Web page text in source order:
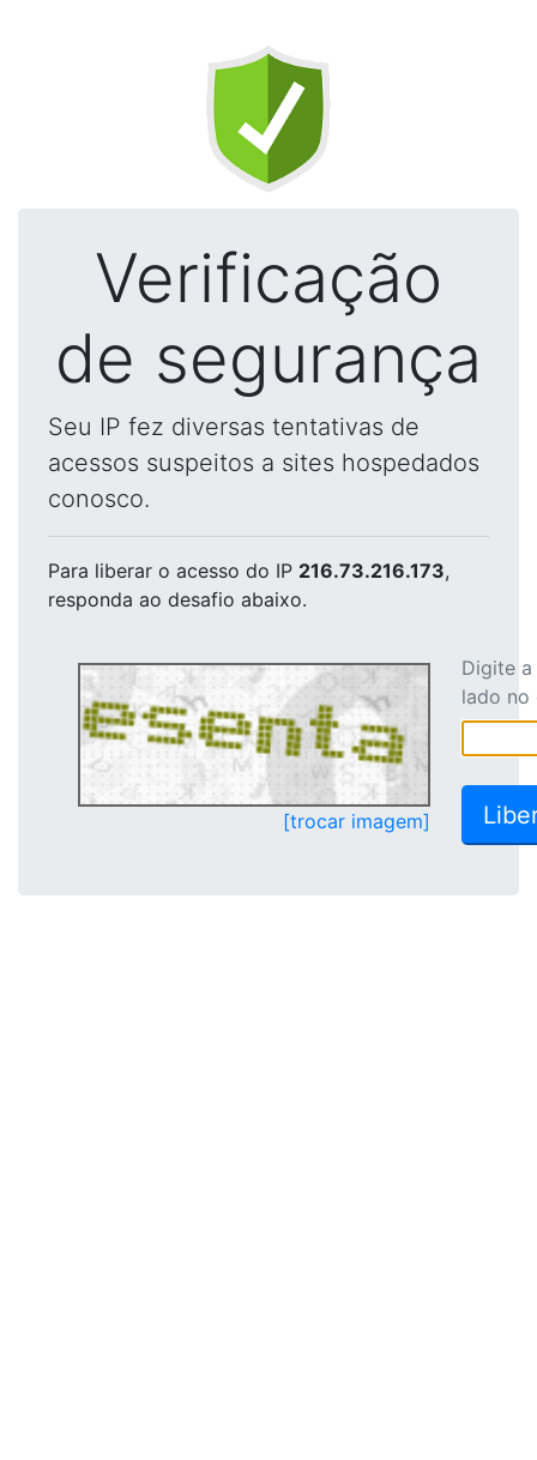
Verificação
de segurança
Seu IP fez diversas tentativas de
acessos suspeitos a sites hospedados
conosco.
Para liberar o acesso do IP 216.73.216.173,
responda ao desafio abaixo.
[trocar imagem]
Digite
lado no